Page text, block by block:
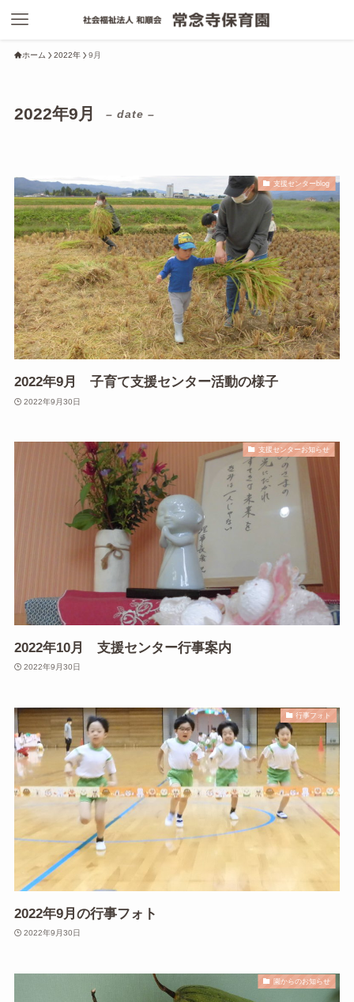
ホーム 2022年 9月
2022年9月 – date –
支援センターblog
2022年9月 子育て支援センター活動の様子
2022年9月30日
支援センターお知らせ
2022年10月 支援センター行事案内
2022年9月30日
行事フォト
2022年9月の行事フォト
2022年9月30日
園からのお知らせ